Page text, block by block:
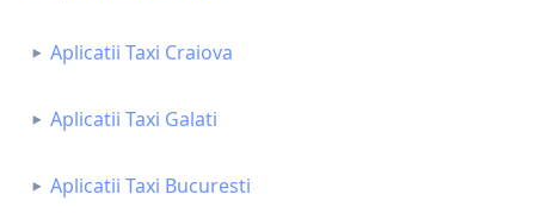
Aplicatii Taxi Craiova
Aplicatii Taxi Galati
Aplicatii Taxi Bucuresti